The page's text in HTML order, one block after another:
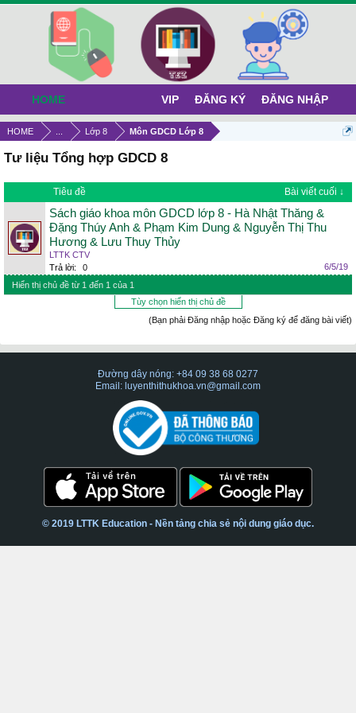
HOME Lớp 8 Môn GDCD Lớp 8
Tư liệu Tổng hợp GDCD 8
Tiêu đề Bài viết cuối ↓
Sách giáo khoa môn GDCD lớp 8 - Hà Nhật Thăng &
Đặng Thúy Anh & Phạm Kim Dung & Nguyễn Thị Thu
Hương & Lưu Thuy Thủy
LTTK CTV
Trả lời:
0
6/5/19
Hiển thị chủ đề từ 1 đến 1 của 1
Tùy chọn hiển thị chủ đề
(Bạn phải Đăng nhập hoặc Đăng ký để đăng bài viết)
HOME VIP ĐĂNG KÝ ĐĂNG NHẬP
Đường dây nóng: +84 09 38 68 0277
Email: luyenthithukhoa.vn@gmail.com
© 2019 LTTK Education - Nền tảng chia sẻ nội dung giáo dục.